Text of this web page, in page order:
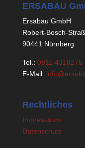
ERSABAU
Ersabau GmbH
Robert-Bosch-
90441 Nürnberg
Tel.: 0911 4318275
E-Mail:
Rechtliches
Impresssum
Datenschutz